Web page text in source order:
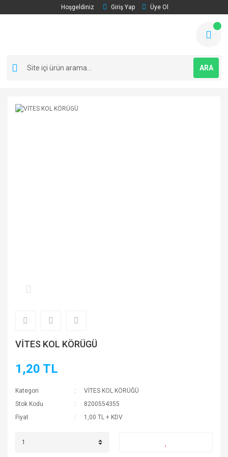
Hoşgeldiniz Giriş Yap Üye Ol
ARA
VİTES KOL KÖRÜGÜ
1,20 TL
Kategori
VİTES KOL KÖRÜĞÜ
Stok Kodu
8200554355
Fiyat
1,00 TL + KDV